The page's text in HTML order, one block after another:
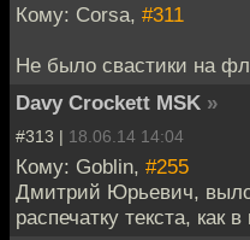
Кому: Corsa, #311
Не было свастики на
Davy Crockett MSK »
#313 | 18.06.14 14:04
Кому: Goblin, #255
Дмитрий Юрьевич,
распечатку текста, как